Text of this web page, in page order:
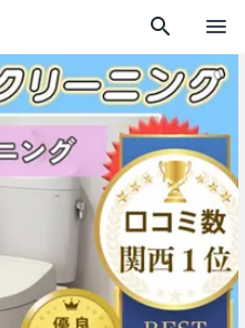
search menu